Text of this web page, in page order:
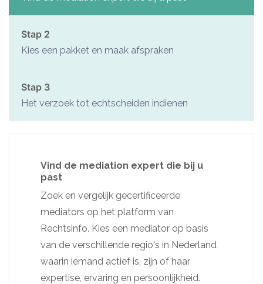
Stap 2
Kies een pakket en maak afspraken
Stap 3
Het verzoek tot echtscheiden indienen
Vind de mediation expert die bij u
past
Zoek en vergelijk gecertificeerde
mediators op het platform van
Rechtsinfo. Kies een mediator op basis
van de verschillende regio's in Nederland
waarin iemand actief is, zijn of haar
expertise, ervaring en persoonlijkheid.